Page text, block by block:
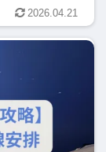
2026.04.21